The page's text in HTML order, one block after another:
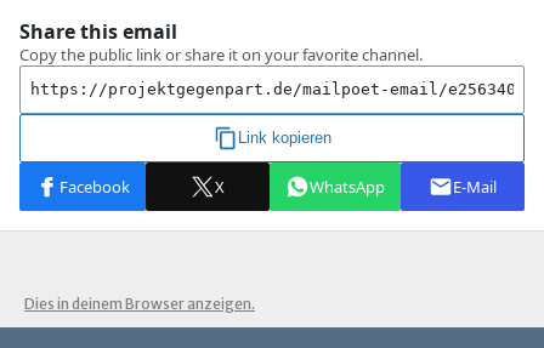
Dies in deinem Browser anzeigen.